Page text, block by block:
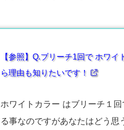
【参照】Q.ブリーチ1回で ホワ
ら理由も知りたいです！
ホワイトカラー はブリーチ１
る事なのですがあなたはどう思